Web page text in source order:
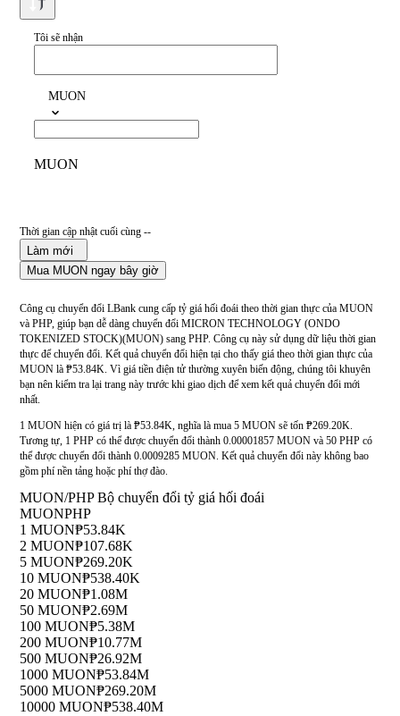
Tôi sẽ nhận
MUON
MUON
Thời gian cập nhật cuối cùng --
Làm mới
Mua MUON ngay bây giờ
Công cụ chuyển đổi LBank cung cấp tỷ giá hối đoái theo thời gian thực của MUON
và PHP, giúp bạn dễ dàng chuyển đổi MICRON TECHNOLOGY (ONDO
TOKENIZED STOCK)(MUON) sang PHP. Công cụ này sử dụng dữ liệu thời gian
thực để chuyển đổi. Kết quả chuyển đổi hiện tại cho thấy giá theo thời gian thực của
MUON là ₱53.84K. Vì giá tiền điện tử thường xuyên biến động, chúng tôi khuyên
bạn nên kiểm tra lại trang này trước khi giao dịch để xem kết quả chuyển đổi mới
nhất.
1 MUON hiện có giá trị là ₱53.84K, nghĩa là mua 5 MUON sẽ tốn ₱269.20K.
Tương tự, 1 PHP có thể được chuyển đổi thành 0.00001857 MUON và 50 PHP có
thể được chuyển đổi thành 0.0009285 MUON. Kết quả chuyển đổi này không bao
gồm phí nền tảng hoặc phí thợ đào.
MUON/PHP Bộ chuyển đổi tỷ giá hối đoái
MUONPHP
1 MUON₱53.84K
2 MUON₱107.68K
5 MUON₱269.20K
10 MUON₱538.40K
20 MUON₱1.08M
50 MUON₱2.69M
100 MUON₱5.38M
200 MUON₱10.77M
500 MUON₱26.92M
1000 MUON₱53.84M
5000 MUON₱269.20M
10000 MUON₱538.40M